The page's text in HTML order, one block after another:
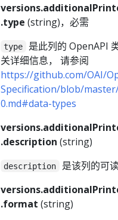
.type (string)，必需
type
是此列的 OpenAPI
关详细信息， 请参阅
https://github.com/OAI/
Specification/blob/
0.md#data-types
.description (string)
description
是该列的可
.format (string)